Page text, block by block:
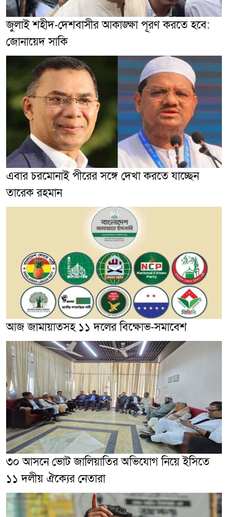
জুলাই শহীদ-দেশবাসীর আকাঙ্ক্ষা পূরণ করতে হবে:
জোনায়েদ সাকি
এবার চরমোনাই পীরের সঙ্গে দেখা করতে যাচ্ছেন
তারেক রহমান
আজ জামায়াতসহ ১১ দলের বিক্ষোভ-সমাবেশ
৩০ আসনে ভোট জালিয়াতির অভিযোগ নিয়ে ইসিতে
১১ দলীয় ঐক্যের নেতারা